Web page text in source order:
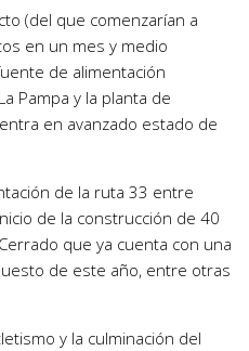
(del que comenzarían a
en un mes y medio
de alimentación
Pampa y la planta de
en avanzado estado de
de la ruta 33 entre
de la construcción de 40
que ya cuenta con una
de este año, entre otras
y la culminación del